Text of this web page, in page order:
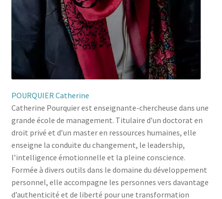
POURQUIER Catherine
Catherine Pourquier est enseignante-chercheuse dans une
grande école de management. Titulaire d’un doctorat en
droit privé et d’un master en ressources humaines, elle
enseigne la conduite du changement, le leadership,
l’intelligence émotionnelle et la pleine conscience.
Formée à divers outils dans le domaine du développement
personnel, elle accompagne les personnes vers davantage
d’authenticité et de liberté pour une transformation